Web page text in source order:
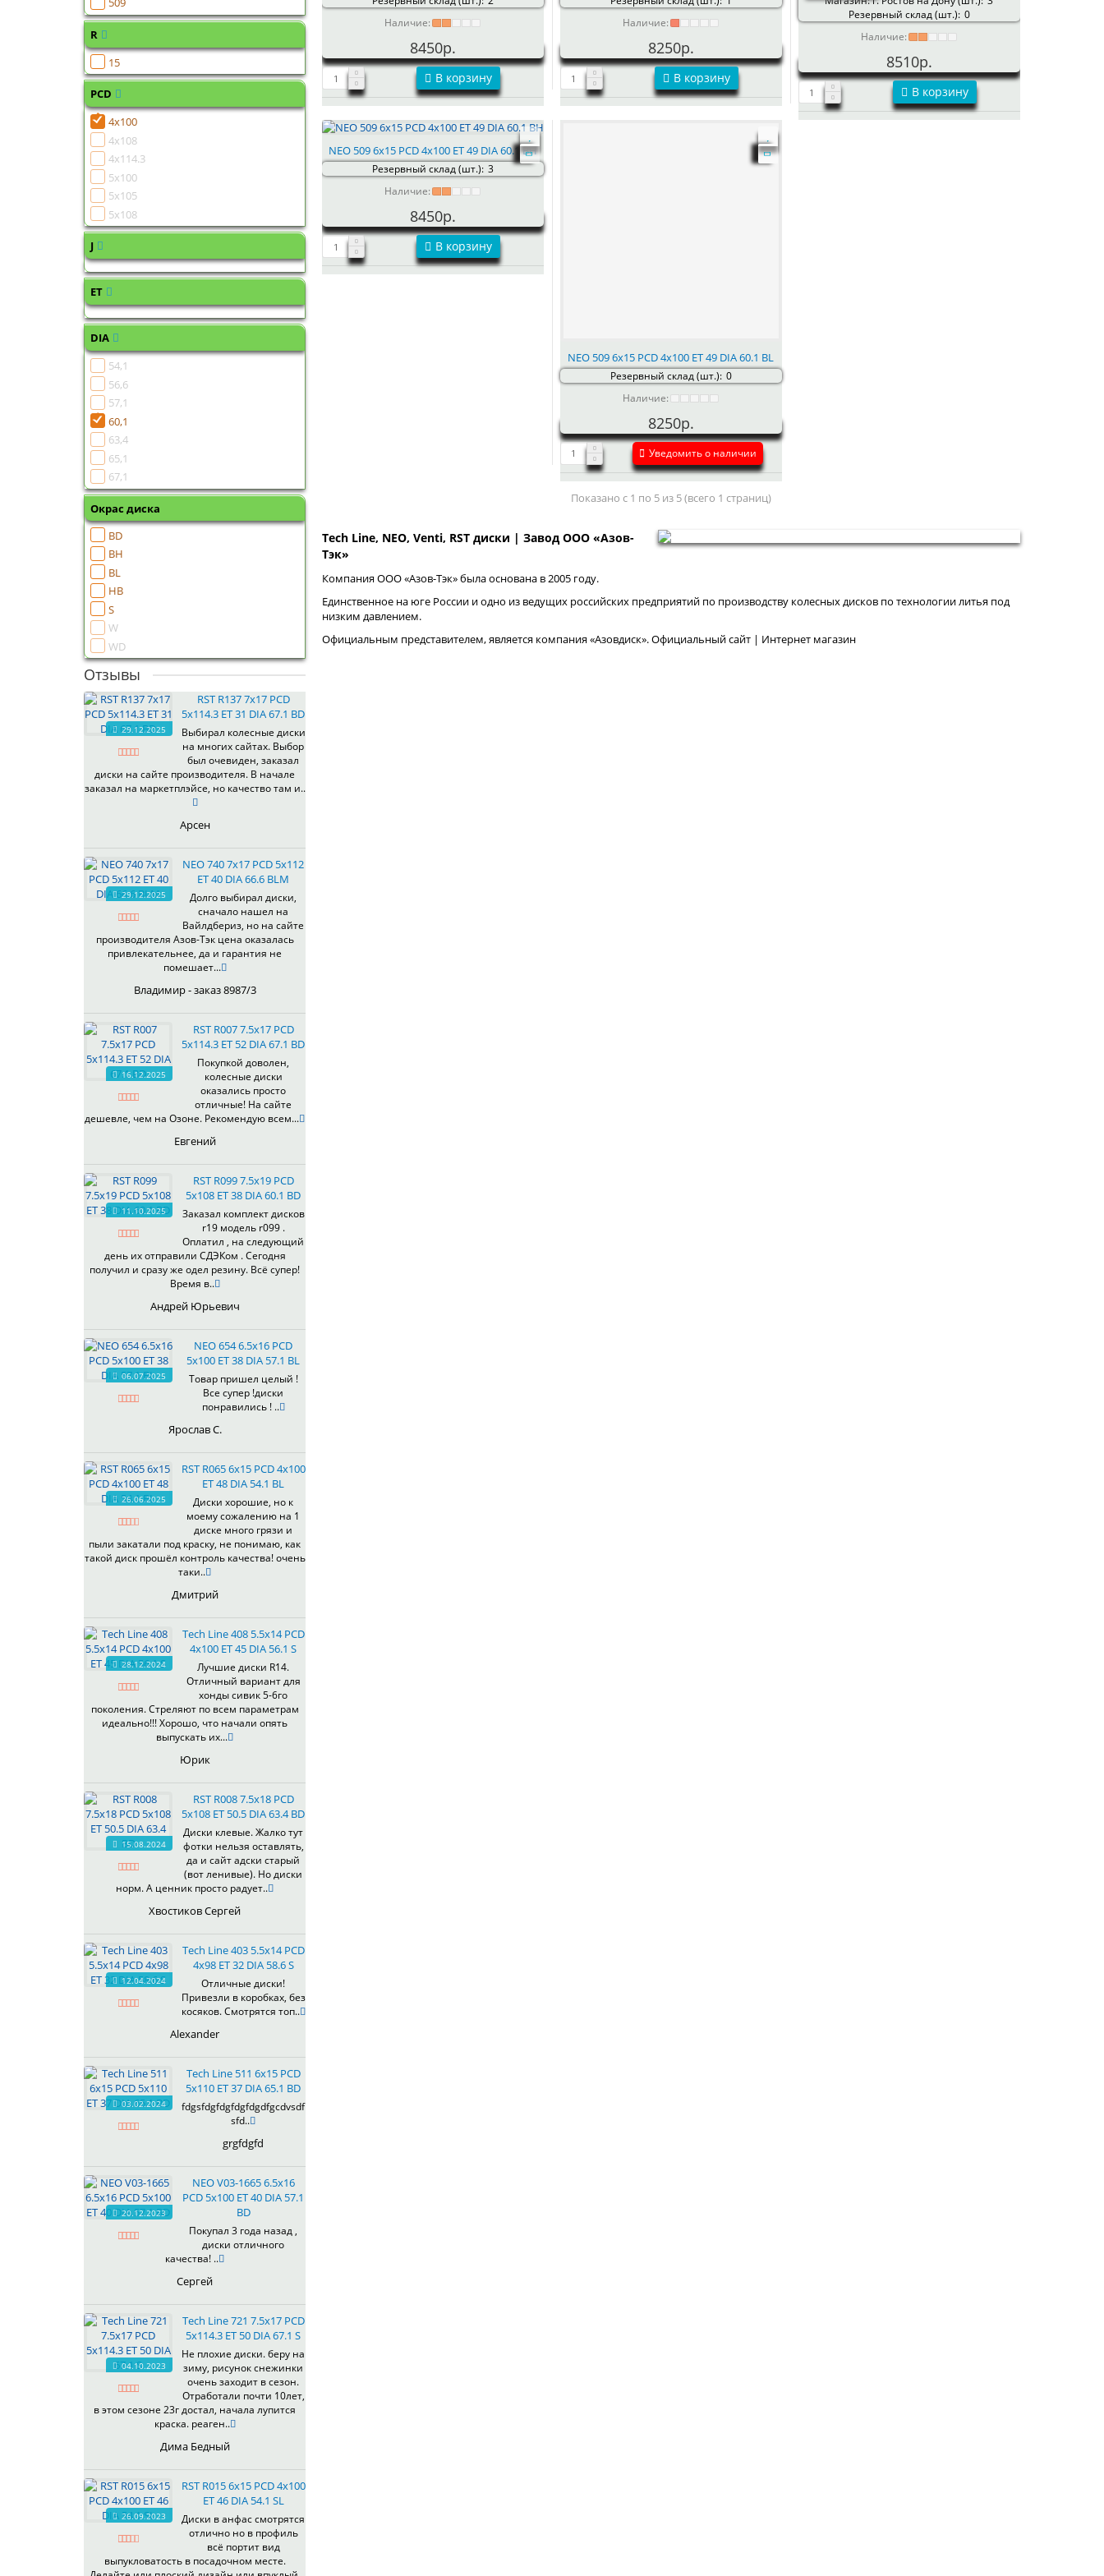
R
15
PCD
4x100
4x108
4x114.3
5x100
5x105
5x108
J
ET
DIA
54,1
56,6
57,1
60,1
63,4
65,1
67,1
Окрас диска
BD
BH
BL
HB
S
W
WD
Отзывы
29.12.2025
RST R137 7x17 PCD
5x114.3 ET 31 DIA 67.1 BD
Выбирал колесные диски
на многих сайтах. Выбор
был очевиден, заказал
диски на сайте производителя. В начале
заказал на маркетплэйсе, но качество там и..
Арсен
29.12.2025
NEO 740 7x17 PCD 5x112
ET 40 DIA 66.6 BLM
Долго выбирал диски,
сначало нашел на
Вайлдбериз, но на сайте
производителя Азов-Тэк цена оказалась
привлекательнее, да и гарантия не
помешает...
Владимир - заказ 8987/3
16.12.2025
RST R007 7.5x17 PCD
5x114.3 ET 52 DIA 67.1 BD
Покупкой доволен,
колесные диски
оказались просто
отличные! На сайте
дешевле, чем на Озоне. Рекомендую всем...
Евгений
11.10.2025
RST R099 7.5x19 PCD
5x108 ET 38 DIA 60.1 BD
Заказал комплект дисков
r19 модель r099 .
Оплатил , на следующий
день их отправили СДЭКом . Сегодня
получил и сразу же одел резину. Всё супер!
Время в..
Андрей Юрьевич
06.07.2025
NEO 654 6.5x16 PCD
5x100 ET 38 DIA 57.1 BL
Товар пришел целый !
Все супер !диски
понравились ! ..
Ярослав С.
26.06.2025
RST R065 6x15 PCD 4x100
ET 48 DIA 54.1 BL
Диски хорошие, но к
моему сожалению на 1
диске много грязи и
пыли закатали под краску, не понимаю, как
такой диск прошёл контроль качества! очень
таки..
Дмитрий
28.12.2024
Tech Line 408 5.5x14 PCD
4x100 ET 45 DIA 56.1 S
Лучшие диски R14.
Отличный вариант для
хонды сивик 5-6го
поколения. Стреляют по всем параметрам
идеально!!! Хорошо, что начали опять
выпускать их...
Юрик
15.08.2024
RST R008 7.5x18 PCD
5x108 ET 50.5 DIA 63.4 BD
Диски клевые. Жалко тут
фотки нельзя оставлять,
да и сайт адски старый
(вот ленивые). Но диски
норм. А ценник просто радует..
Хвостиков Сергей
12.04.2024
Tech Line 403 5.5x14 PCD
4x98 ET 32 DIA 58.6 S
Отличные диски!
Привезли в коробках, без
косяков. Смотрятся топ..
Alexander
03.02.2024
Tech Line 511 6x15 PCD
5x110 ET 37 DIA 65.1 BD
fdgsfdgfdgfdgfdgdfgcdvsdf
sfd..
grgfdgfd
20.12.2023
NEO V03-1665 6.5x16
PCD 5x100 ET 40 DIA 57.1
BD
Покупал 3 года назад ,
диски отличного
качества! ..
Сергей
04.10.2023
Tech Line 721 7.5x17 PCD
5x114.3 ET 50 DIA 67.1 S
Не плохие диски. беру на
зиму, рисунок снежинки
очень заходит в сезон.
Отработали почти 10лет,
в этом сезоне 23г достал, начала лупится
краска. реаген..
Дима Бедный
26.09.2023
RST R015 6x15 PCD 4x100
ET 46 DIA 54.1 SL
Диски в анфас смотрятся
отлично но в профиль
всё портит вид
выпукловатость в посадочном месте.
Наличие:
8450р.
В корзину
Наличие:
8250р.
В корзину
Резервный склад (шт.): 0
Наличие:
8510р.
В корзину
NEO 509 6x15 PCD 4x100 ET 49 DIA 60.1 BH
Резервный склад (шт.): 3
Наличие:
8450р.
В корзину
NEO 509 6x15 PCD 4x100 ET 49 DIA 60.1 BL
Резервный склад (шт.): 0
Наличие:
8250р.
Уведомить о наличии
Показано с 1 по 5 из 5 (всего 1 страниц)
Tech Line, NEO, Venti, RST диски | Завод ООО «Азов-
Тэк»
Компания ООО «Азов-Тэк» была основана в 2005 году.
Единственное на юге России и одно из ведущих российских предприятий по производству колесных дисков по технологии литья под
низким давлением.
Официальным представителем, является компания «Азовдиск». Официальный сайт | Интернет магазин